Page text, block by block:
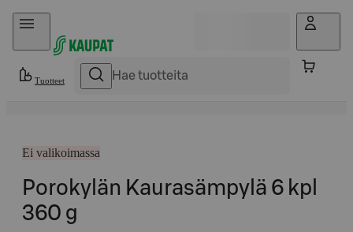
Hyppää sisältöön
Tuotteet
Ei valikoimassa
Porokylän Kaurasämpylä 6 kpl
360 g